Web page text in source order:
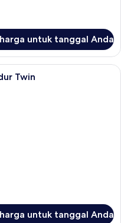
untuk tanggal Anda
kerja, Wi-Fi gratis, dan seprai
Twin
untuk tanggal Anda